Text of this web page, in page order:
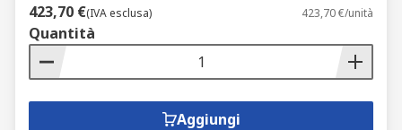
423,70 €(IVA esclusa) 423,70 €/unità
Quantità
Aggiungi